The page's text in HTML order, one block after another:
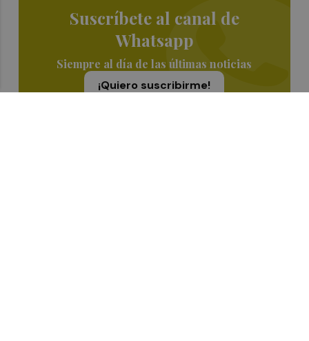
Suscríbete al canal de
Whatsapp
Siempre al día de las últimas noticias
¡Quiero suscribirme!